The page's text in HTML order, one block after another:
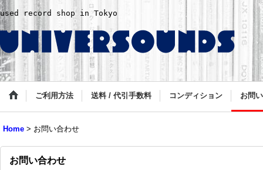
used record shop in Tokyo
ご利用方法 送料 / 代引手数料 コンディション お問
Home > お問い合わせ
お問い合わせ